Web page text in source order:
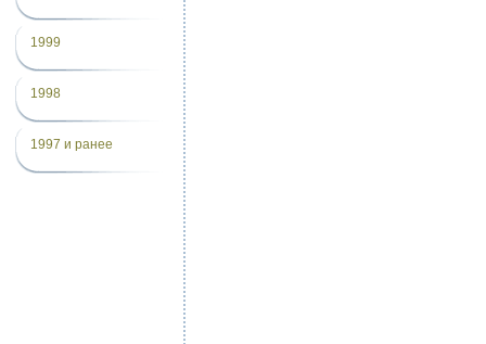
1999
1998
1997 и ранее